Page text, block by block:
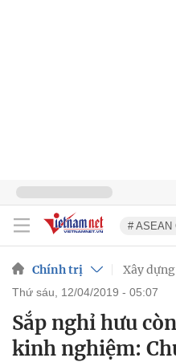
# ASEAN
Chính trị Xây
thứ sáu, 12/04/2019 - 05:07
Sắp nghỉ hưu
kinh nghiệm: